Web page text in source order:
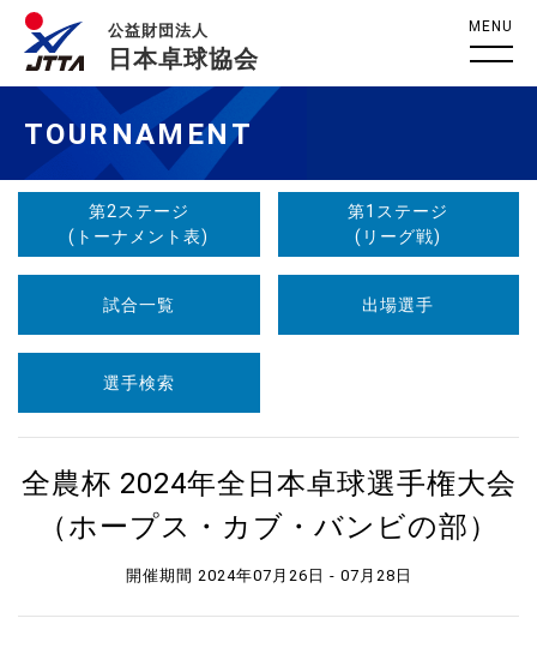
公益財団法人
日本卓球協会
MENU
TOURNAMENT
第2ステージ
(トーナメント表)
第1ステージ
(リーグ戦)
試合一覧 出場選手
選手検索
全農杯 2024年全日本卓球選手権大会
（ホープス・カブ・バンビの部）
開催期間 2024年07月26日 - 07月28日